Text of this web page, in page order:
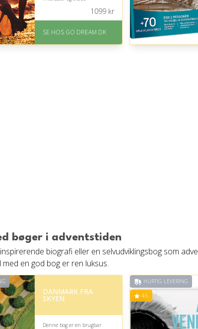
På lager
1099kr
SE HOS GO DREAM DK
bøger i adventstiden
biografi eller en selvudviklingsbog som
en god bog er ren luksus.
DANMARK FRA
SKYEN
Denne bog er en brugbar
HURTIG LEVERING
4.6